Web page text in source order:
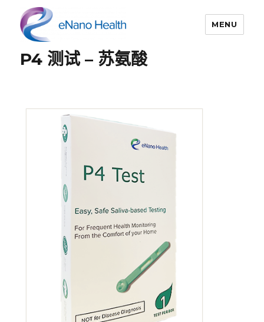
依纳康科技
MENU
P4 测试 – 苏氨酸